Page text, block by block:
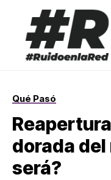
Qué Pasó
dorada
será?